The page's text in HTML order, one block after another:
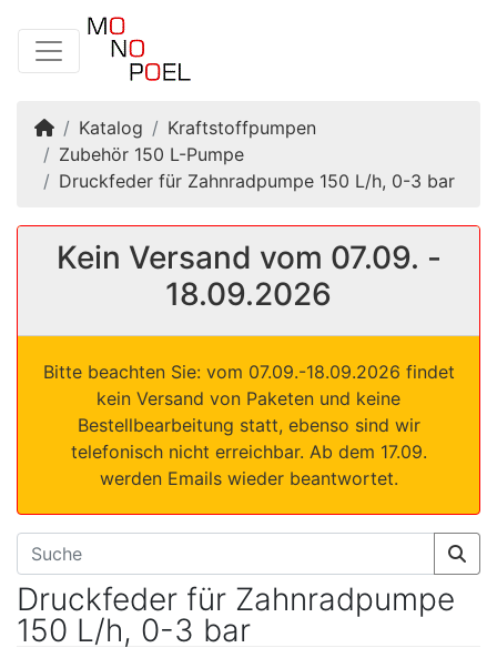
Startseite
Katalog
Kraftstoffpumpen
Zubehör 150 L-Pumpe
Druckfeder für Zahnradpumpe 150 L/h, 0-3 bar
Kein Versand vom 07.09. -
18.09.2026
Bitte beachten Sie: vom 07.09.-18.09.2026 findet
kein Versand von Paketen und keine
Bestellbearbeitung statt, ebenso sind wir
telefonisch nicht erreichbar. Ab dem 17.09.
werden Emails wieder beantwortet.
Druckfeder für Zahnradpumpe
150 L/h, 0-3 bar